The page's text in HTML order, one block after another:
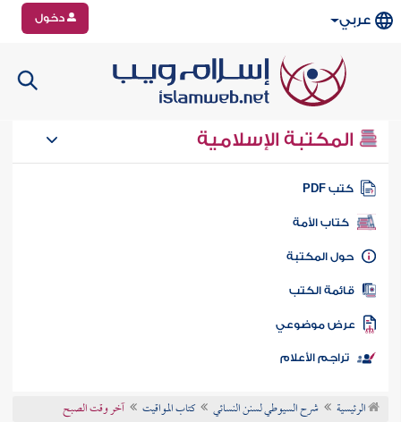
عربي دخول
المكتبة الإسلامية
كتب PDF
كتاب الأمة
المكتبة
الكتب
موضوعي
تراجم الأعلام
الرئيسية شرح السيوطي لسنن النسائي كتاب المواقيت آخر وقت الصبح